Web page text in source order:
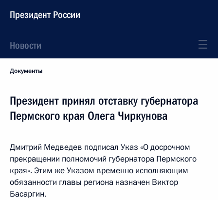
Президент России
Новости
Документы
Президент принял отставку губернатора
Пермского края Олега Чиркунова
Дмитрий Медведев подписал Указ «О досрочном
прекращении полномочий губернатора Пермского
края». Этим же Указом временно исполняющим
обязанности главы региона назначен Виктор
Басаргин.